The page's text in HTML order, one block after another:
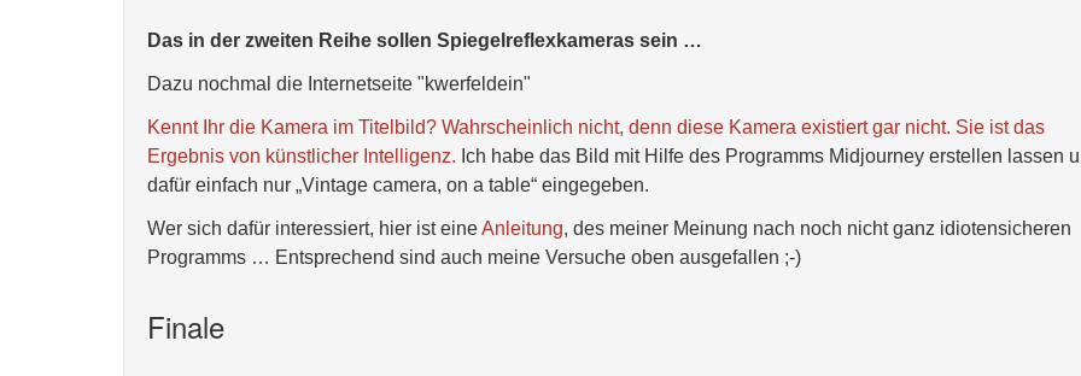
Das in der zweiten Reihe sollen Spiegelreflexkameras sein …
Dazu nochmal die Internetseite "kwerfeldein"
Kennt Ihr die Kamera im Titelbild? Wahrscheinlich nicht, denn diese Kamera existiert gar nicht. Sie ist das
Ergebnis von künstlicher Intelligenz. Ich habe das Bild mit Hilfe des Programms Midjourney erstellen lassen
dafür einfach nur „Vintage camera, on a table“ eingegeben.
Wer sich dafür interessiert, hier ist eineAnleitung, des meiner Meinung nach noch nicht ganz idiotensicheren
Programms … Entsprechend sind auch meine Versuche oben ausgefallen ;-)
Finale